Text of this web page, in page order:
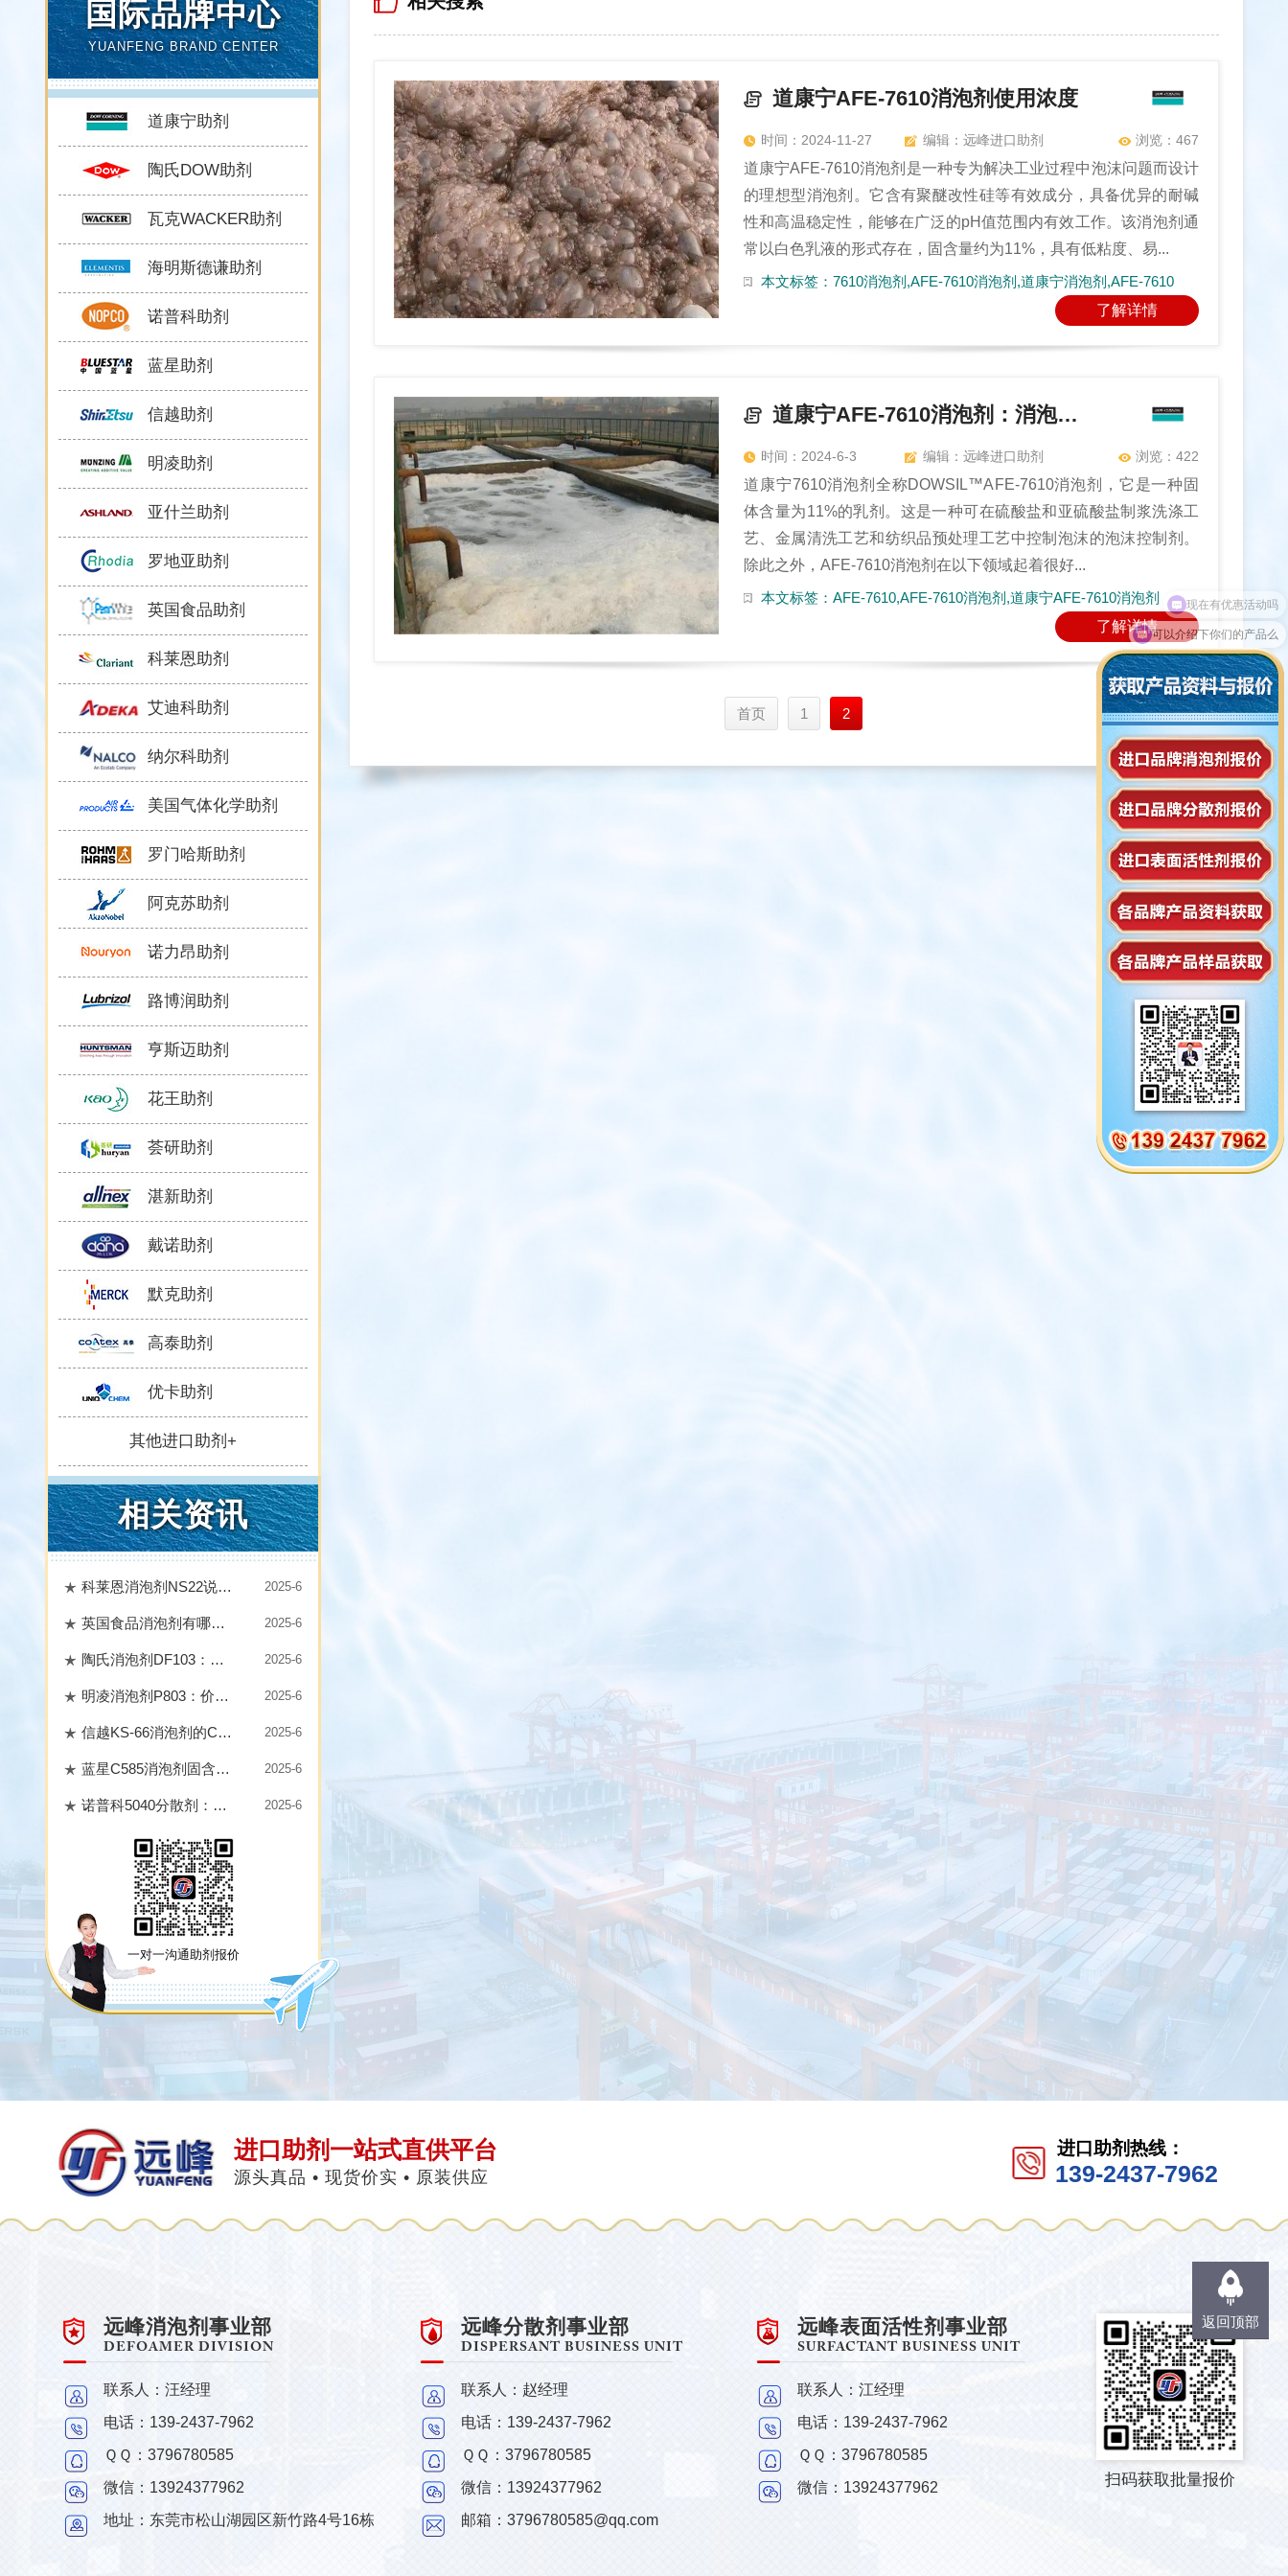
国际品牌中心
YUANFENG BRAND CENTER
道康宁助剂
陶氏DOW助剂
瓦克WACKER助剂
海明斯德谦助剂
诺普科助剂
蓝星助剂
信越助剂
明凌助剂
亚什兰助剂
罗地亚助剂
英国食品助剂
科莱恩助剂
艾迪科助剂
纳尔科助剂
美国气体化学助剂
罗门哈斯助剂
阿克苏助剂
诺力昂助剂
路博润助剂
亨斯迈助剂
花王助剂
荟研助剂
湛新助剂
戴诺助剂
默克助剂
高泰助剂
优卡助剂
其他进口助剂+
相关资讯
科莱恩消泡剂NS22说明书，速速收藏！ 2025-6
英国食品消泡剂有哪些？排名情况如何？ 2025-6
陶氏消泡剂DF103：探秘其粘度、使用量和主要成分 2025-6
明凌消泡剂P803：价格影响因素知多少 2025-6
信越KS-66消泡剂的CAS与TDS深度解析 2025-6
蓝星C585消泡剂固含量检测：科学方法保障实际应用 2025-6
诺普科5040分散剂：性能突破与真伪鉴别的科学之道 2025-6
一对一沟通助剂报价
道康宁AFE-7610消泡剂使用浓度‌
时间：2024-11-27 编辑：远峰进口助剂 浏览：467
道康宁AFE-7610消泡剂是一种专为解决工业过程中泡沫问题而设计
的理想型消泡剂。它含有聚醚改性硅等有效成分，具备优异的耐碱
性和高温稳定性，能够在广泛的pH值范围内有效工作。该消泡剂通
常以白色乳液的形式存在，固含量约为11%，具有低粘度、易...
本文标签：7610消泡剂,AFE-7610消泡剂,道康宁消泡剂,AFE-7610
了解详情
道康宁AFE-7610消泡剂：消泡剂有它一款就够！
时间：2024-6-3 编辑：远峰进口助剂 浏览：422
道康宁7610消泡剂全称DOWSIL™AFE-7610消泡剂，它是一种固
体含量为11%的乳剂。这是一种可在硫酸盐和亚硫酸盐制浆洗涤工
艺、金属清洗工艺和纺织品预处理工艺中控制泡沫的泡沫控制剂。
除此之外，AFE-7610消泡剂在以下领域起着很好...
本文标签：AFE-7610,AFE-7610消泡剂,道康宁AFE-7610消泡剂
了解详情
首页 1 2
进口助剂一站式直供平台
源头真品 • 现货价实 • 原装供应
进口助剂热线：
139-2437-7962
远峰消泡剂事业部
DEFOAMER DIVISION
联系人：汪经理
电话：139-2437-7962
ＱＱ：3796780585
微信：13924377962
地址：东莞市松山湖园区新竹路4号16栋
远峰分散剂事业部
DISPERSANT BUSINESS UNIT
联系人：赵经理
电话：139-2437-7962
ＱＱ： 3796780585
微信：13924377962
邮箱：3796780585@qq.com
远峰表面活性剂事业部
SURFACTANT BUSINESS UNIT
联系人：江经理
电话：139-2437-7962
ＱＱ： 3796780585
微信：13924377962
扫码获取批量报价
返回顶部
可以介绍下你们的产品么